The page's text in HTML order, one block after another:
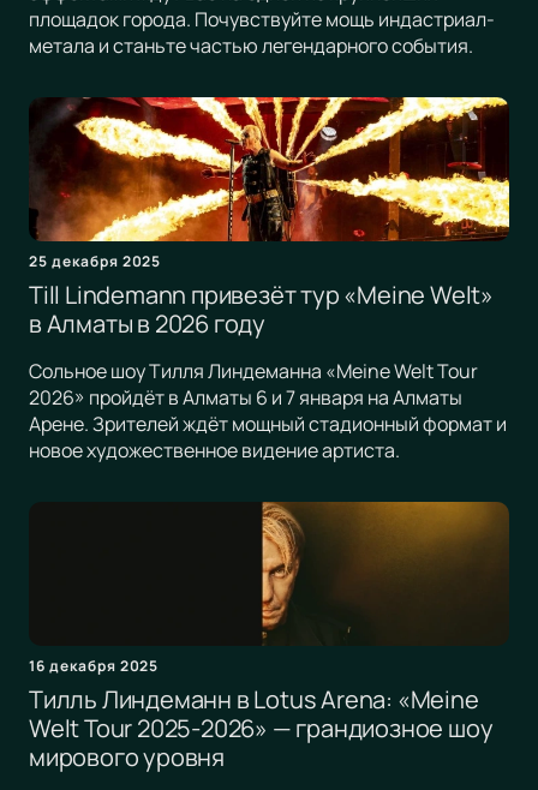
площадок города. Почувствуйте мощь индастриал-
метала и станьте частью легендарного события.
25 декабря 2025
Till Lindemann привезёт тур «Meine Welt»
в Алматы в 2026 году
Сольное шоу Тилля Линдеманна «Meine Welt Tour
2026» пройдёт в Алматы 6 и 7 января на Алматы
Арене. Зрителей ждёт мощный стадионный формат и
новое художественное видение артиста.
16 декабря 2025
Тилль Линдеманн в Lotus Arena: «Meine
Welt Tour 2025-2026» — грандиозное шоу
мирового уровня